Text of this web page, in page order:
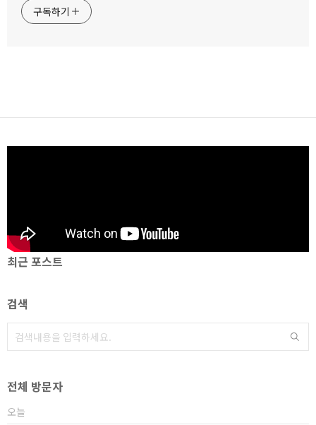
구독하기
최근 포스트
검색
전체 방문자
오늘